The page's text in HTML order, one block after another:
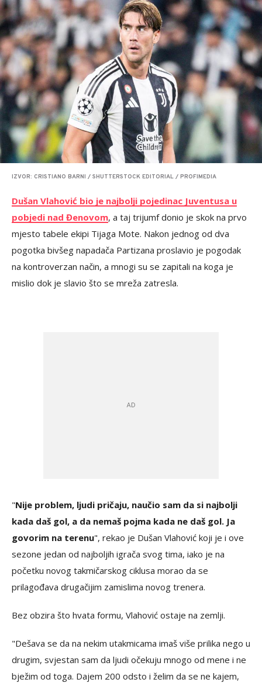
IZVOR: CRISTIANO BARNI / SHUTTERSTOCK EDITORIAL / PROFIMEDIA
Dušan Vlahović bio je najbolji pojedinac Juventusa u
pobjedi nad Đenovom, a taj trijumf donio je skok na prvo
mjesto tabele ekipi Tijaga Mote. Nakon jednog od dva
pogotka bivšeg napadača Partizana proslavio je pogodak
na kontroverzan način, a mnogi su se zapitali na koga je
mislio dok je slavio što se mreža zatresla.
"Nije problem, ljudi pričaju, naučio sam da si najbolji
kada daš gol, a da nemaš pojma kada ne daš gol. Ja
govorim na terenu", rekao je Dušan Vlahović koji je i ove
sezone jedan od najboljih igrača svog tima, iako je na
početku novog takmičarskog ciklusa morao da se
prilagođava drugačijim zamislima novog trenera.
Bez obzira što hvata formu, Vlahović ostaje na zemlji.
"Dešava se da na nekim utakmicama imaš više prilika nego u
drugim, svjestan sam da ljudi očekuju mnogo od mene i ne
bježim od toga. Dajem 200 odsto i želim da se ne kajem,